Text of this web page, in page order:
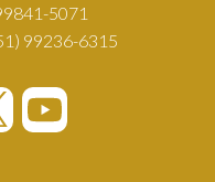
5071
99236-6315